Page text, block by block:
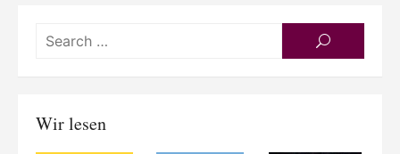
SEARCH
Wir lesen